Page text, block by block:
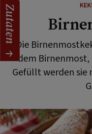
Die
dem Birnenmost,
Gefüllt werden sie
Zutaten